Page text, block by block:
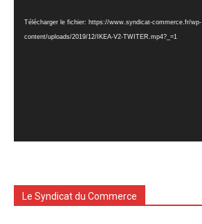
Télécharger le fichier: https://www.syndicat-commerce.fr/wp-
content/uploads/2019/12/IKEA-V2-TWITER.mp4?_=1
Le Syndicat du Commerce